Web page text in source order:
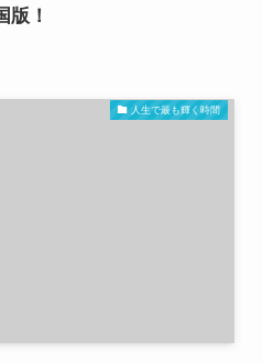
版！
人生で最も輝く時間